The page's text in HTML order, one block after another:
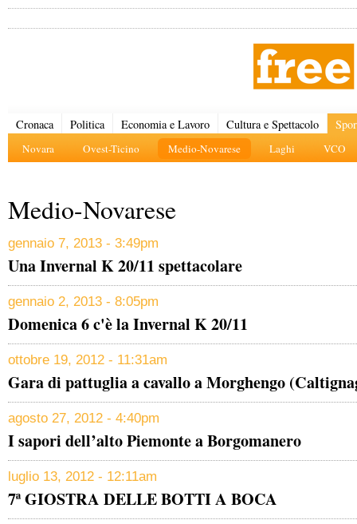
Cronaca Politica Economia e Lavoro Cultura e Spettacolo
Novara Ovest-Ticino Medio-Novarese Laghi VCO
Medio-Novarese
gennaio 7, 2013 - 3:49pm
Una Invernal K 20/11 spettacolare
gennaio 2, 2013 - 8:05pm
Domenica 6 c'è la Invernal K 20/11
ottobre 19, 2012 - 11:31am
Gara di pattuglia a cavallo a Morghengo
agosto 27, 2012 - 4:40pm
I sapori dell’alto Piemonte a Borgomanero
luglio 13, 2012 - 12:11am
7ª GIOSTRA DELLE BOTTI A BOCA